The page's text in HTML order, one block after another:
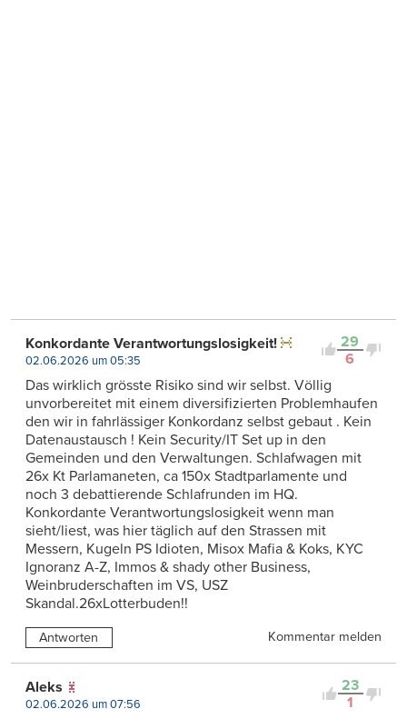
29
6
Konkordante Verantwortungslosigkeit!
02.06.2026 um 05:35
Das wirklich grösste Risiko sind wir selbst. Völlig
unvorbereitet mit einem diversifizierten Problemhaufen
den wir in fahrlässiger Konkordanz selbst gebaut . Kein
Datenaustausch ! Kein Security/IT Set up in den
Gemeinden und den Verwaltungen. Schlafwagen mit
26x Kt Parlamaneten, ca 150x Stadtparlamente und
noch 3 debattierende Schlafrunden im HQ.
Konkordante Verantwortungslosigkeit wenn man
sieht/liest, was hier täglich auf den Strassen mit
Messern, Kugeln PS Idioten, Misox Mafia & Koks, KYC
Ignoranz A-Z, Immos & shady other Business,
Weinbruderschaften im VS, USZ
Skandal.26xLotterbuden!!
Antworten Kommentar melden
23
1
Aleks
02.06.2026 um 07:56